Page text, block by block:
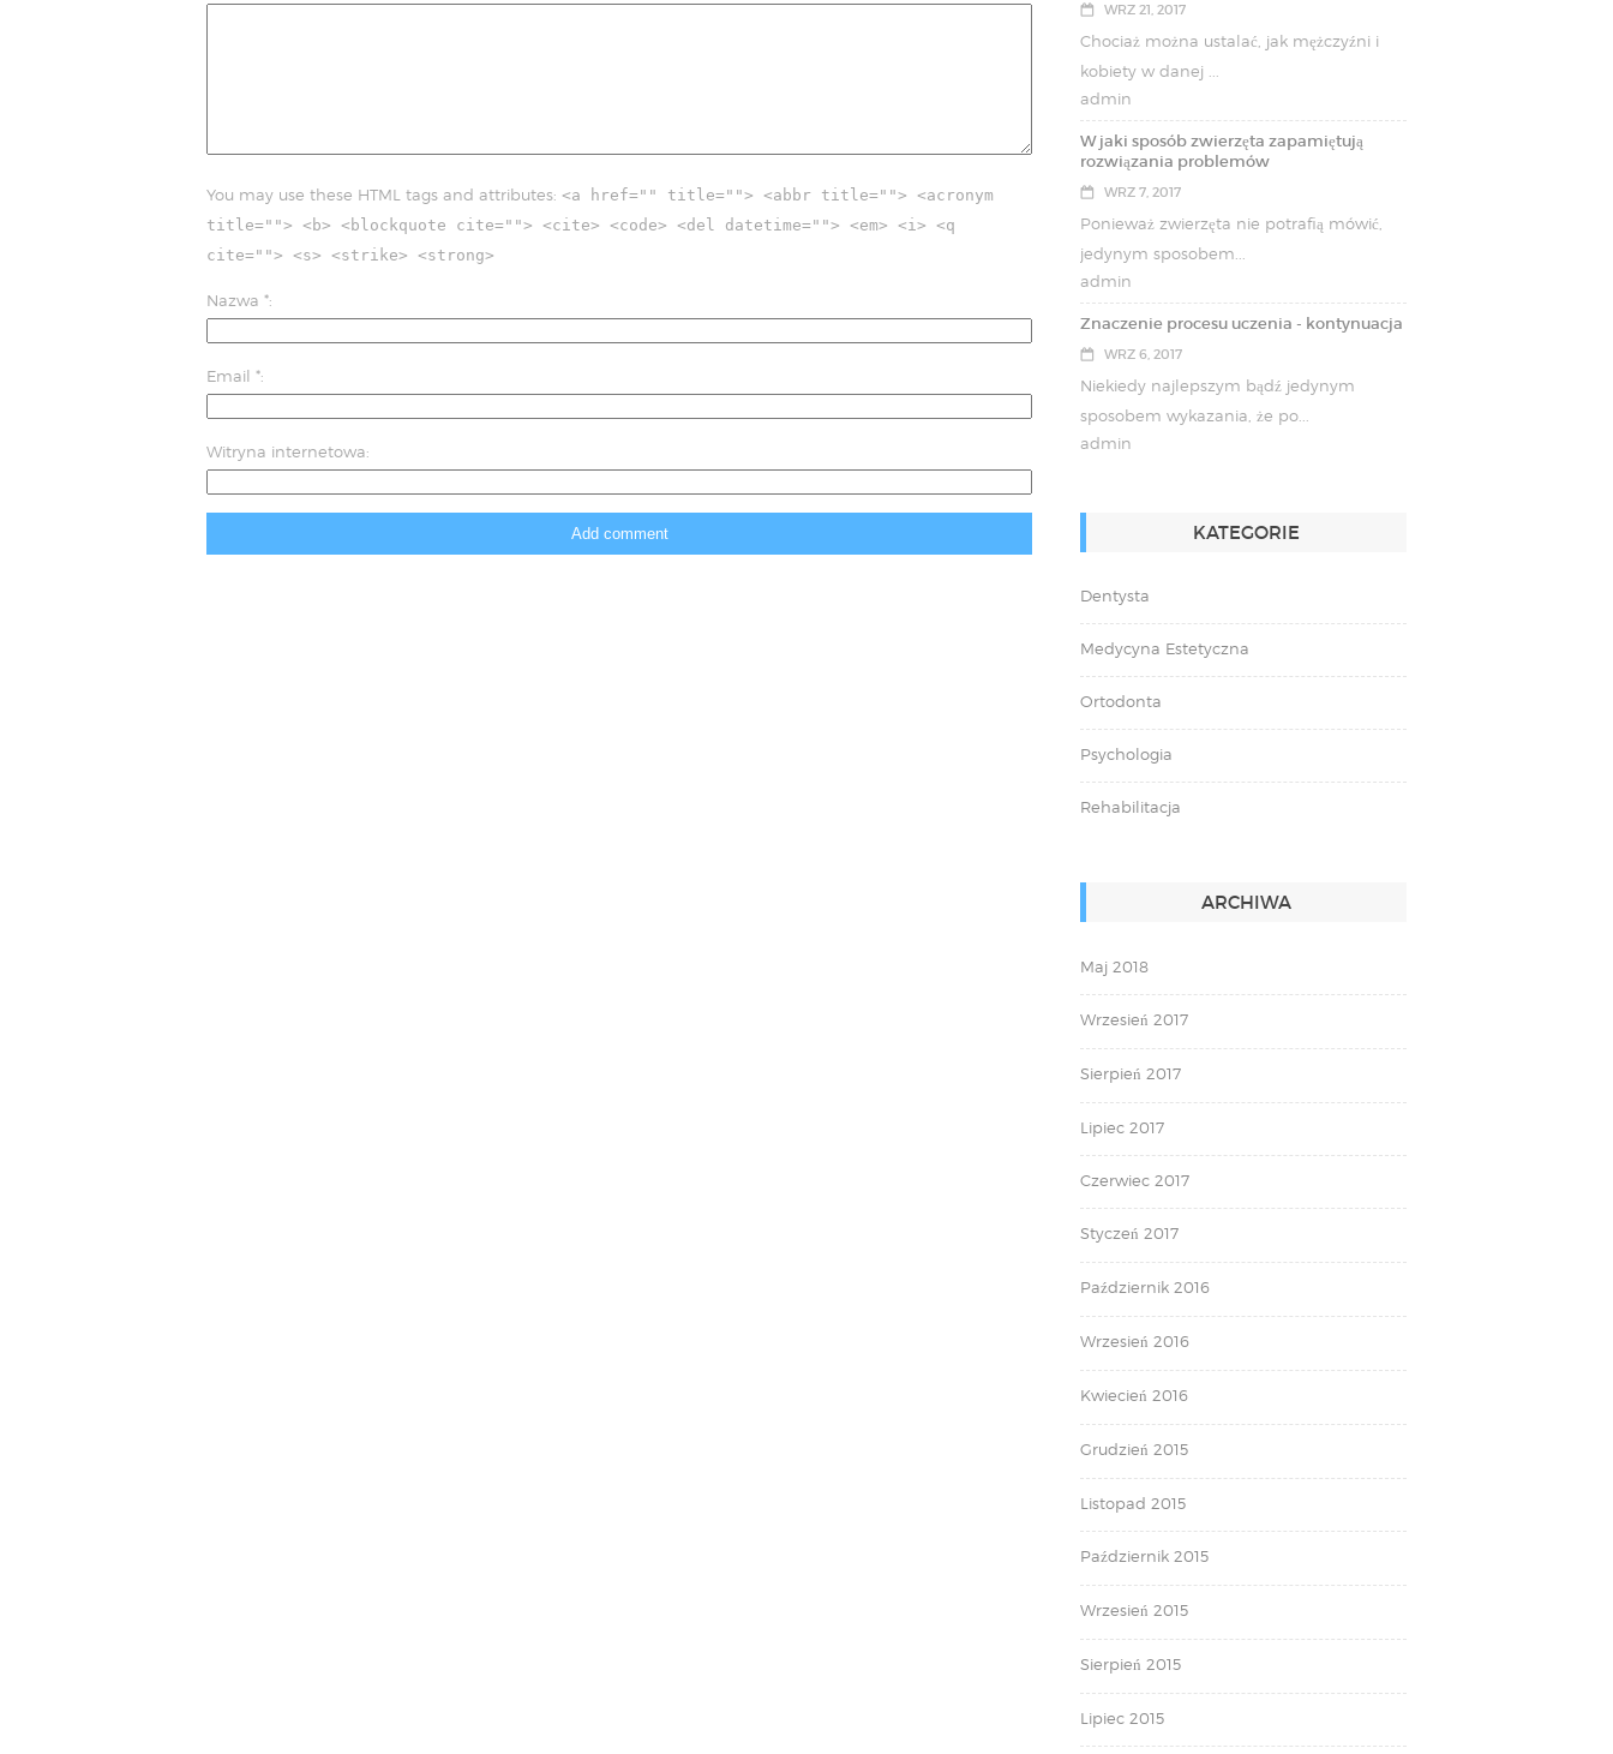
WRZ 21, 2017
Chociaż można ustalać, jak mężczyźni i
kobiety w danej ...
admin
W jaki sposób zwierzęta zapamiętują
rozwiązania problemów
WRZ 7, 2017
Ponieważ zwierzęta nie potrafią mówić,
jedynym sposobem...
admin
Znaczenie procesu uczenia - kontynuacja
WRZ 6, 2017
Niekiedy najlepszym bądź jedynym
sposobem wykazania, że po...
admin
KATEGORIE
Dentysta
Medycyna Estetyczna
Ortodonta
Psychologia
Rehabilitacja
ARCHIWA
Maj 2018
Wrzesień 2017
Sierpień 2017
Lipiec 2017
Czerwiec 2017
Styczeń 2017
Październik 2016
Wrzesień 2016
Kwiecień 2016
Grudzień 2015
Listopad 2015
Październik 2015
Wrzesień 2015
Sierpień 2015
Lipiec 2015
You may use these HTML tags and attributes: <a href="" title=""> <abbr title=""> <acronym
title=""> <b> <blockquote cite=""> <cite> <code> <del datetime=""> <em> <i> <q
cite=""> <s> <strike> <strong>
Nazwa *
Email *
Witryna internetowa